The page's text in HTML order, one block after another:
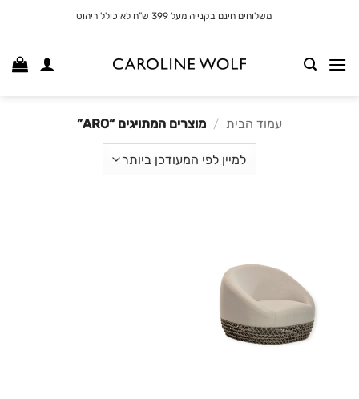
משלוחים חינם בקנייה מעל 399 ש"ח לא כולל ריהוט
עמוד הבית / מוצרים המתויגים “ARO”